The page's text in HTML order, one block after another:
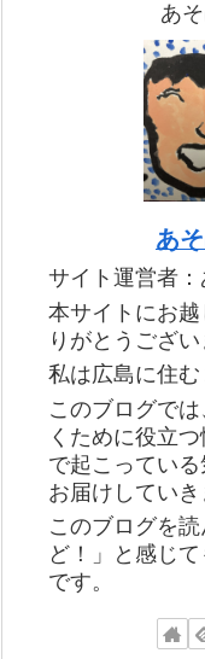
あ
あ
サイト運営者：
本サイトにお
りがとうござい
私は広島に住む
このブログで
くために役立
で起こってい
お届けしていき
このブログを
ど！」と感じ
です。